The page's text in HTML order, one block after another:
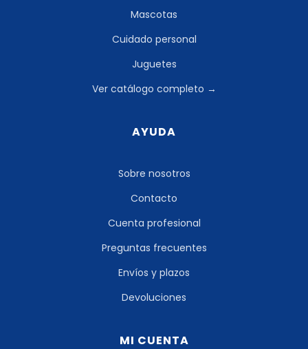
Mascotas
Cuidado personal
Juguetes
Ver catálogo completo →
AYUDA
Sobre nosotros
Contacto
Cuenta profesional
Preguntas frecuentes
Envíos y plazos
Devoluciones
MI CUENTA